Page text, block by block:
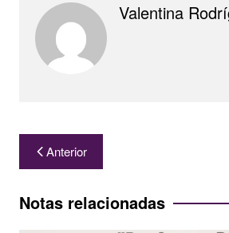
Valentina
Navegación
de
entradas
Anterior
Notas relacionadas